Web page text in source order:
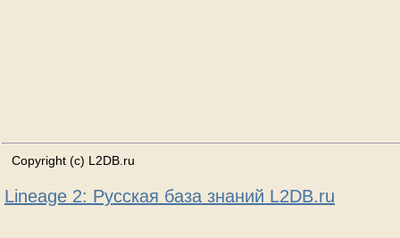
Copyright (c) L2DB.ru
Lineage 2: Русская база знаний L2DB.ru